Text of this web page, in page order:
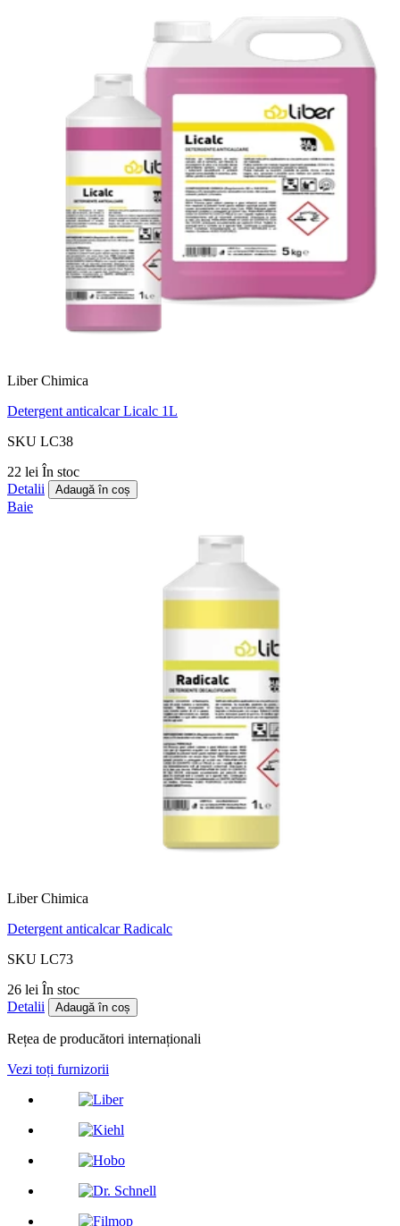
Liber Chimica
Detergent anticalcar Licalc 1L
SKU LC38
22 lei În stoc
Detalii
Adaugă în coș
Baie
Liber Chimica
Detergent anticalcar Radicalc
SKU LC73
26 lei În stoc
Detalii
Adaugă în coș
Rețea de producători internaționali
Vezi toți furnizorii